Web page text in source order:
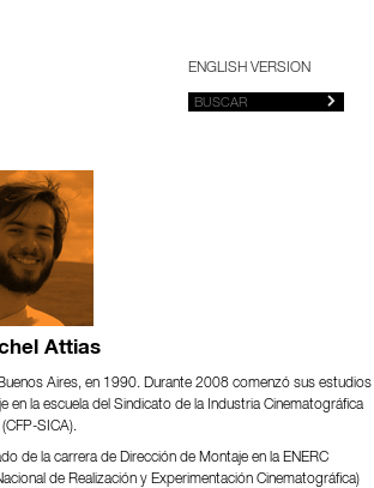
ENGLISH VERSION
Attias
Aires, en 1990. Durante 2008 comenzó sus estudios
en la escuela del Sindicato de la Industria Cinematográfica
SICA).
de la carrera de Dirección de Montaje en la ENERC
de Realización y Experimentación Cinematográfica)